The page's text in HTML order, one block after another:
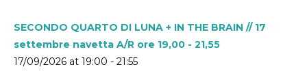
SECONDO QUARTO DI LUNA + IN THE BRAIN // 17
settembre navetta A/R ore 19,00 - 21,55
17/09/2026 at 19:00 - 21:55